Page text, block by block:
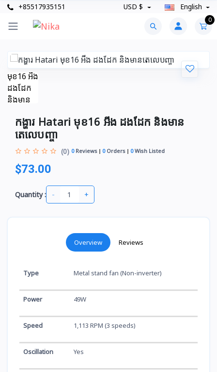
+85517935151 USD $ English
0
កង្ហារ Hatari មុខ16 អីង ដងដែក​​ និង​មាន​
តេលេបញ្ចា
(0) 0Reviews 0Orders 0Wish Listed
$73.00
Quantity : - +
Overview Reviews
Type Metal stand fan (Non-inverter)
Power 49W
Speed 1,113 RPM (3 speeds)
Oscillation Yes